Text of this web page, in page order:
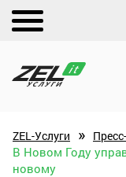
ZEL-Услуги »
В Новом Году
новому